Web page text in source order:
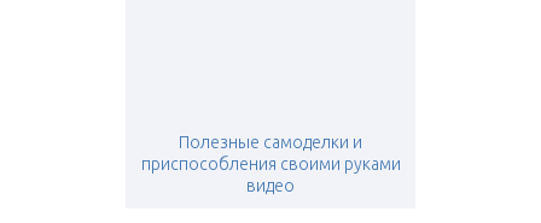
Полезные самоделки и
приспособления своими руками
видео